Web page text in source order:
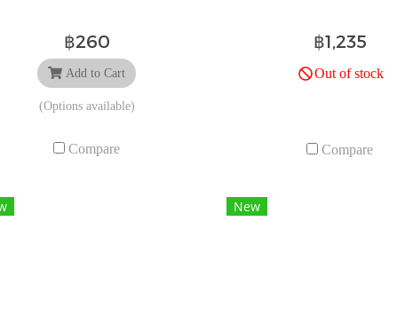
฿260
Add to Cart
(Options available)
Compare
฿1,235
Out of stock
Compare
New